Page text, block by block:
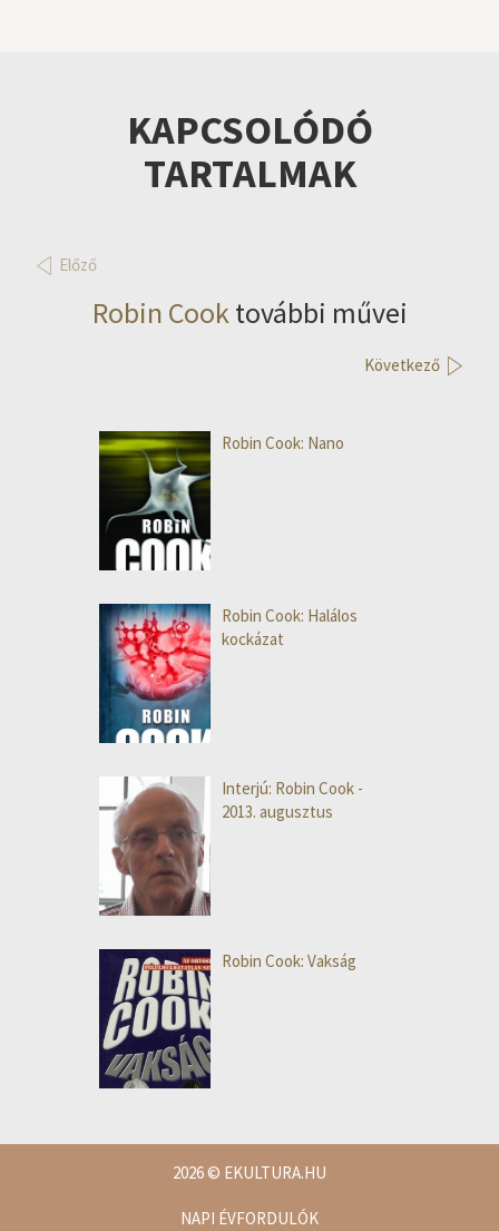
KAPCSOLÓDÓ
TARTALMAK
Előző
Robin Cooktovábbi művei
Következő
Robin Cook: Nano
Robin Cook: Halálos
kockázat
Interjú: Robin Cook -
2013. augusztus
Robin Cook: Vakság
2026© EKULTURA.HU
NAPI ÉVFORDULÓK